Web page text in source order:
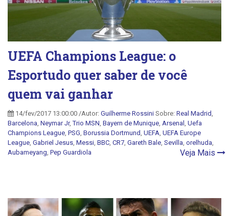
UEFA Champions League: o
Esportudo quer saber de você
quem vai ganhar
14/fev/2017 13:00:00 /Autor: Guilherme Rossini Sobre: Real Madrid,
Barcelona, Neymar Jr,Trio MSN, Bayern de Munique, Arsenal , Uefa
Champions League, PSG, Borussia Dortmund, UEFA, UEFA Europe
League, Gabriel Jesus, Messi, BBC, CR7, Gareth Bale, Sevilla, orelhuda,
Aubameyang, Pep Guardiola Veja Mais